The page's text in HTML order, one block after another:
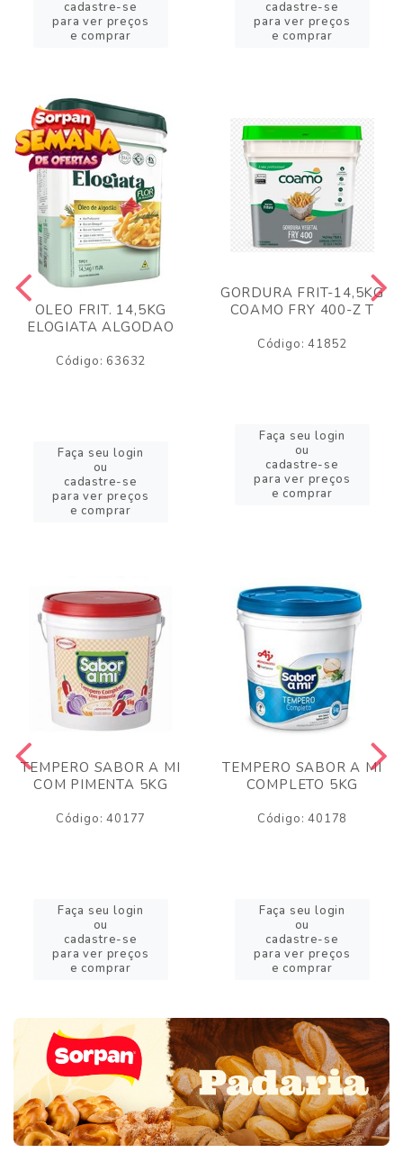
cadastre-se
para ver preços
e comprar
cadastre-se
para ver preços
e comprar
OLEO FRIT. 14,5KG
ELOGIATA ALGODAO
Código: 63632
Faça seu login
ou
cadastre-se
para ver preços
e comprar
GORDURA FRIT-14,5KG
COAMO FRY 400-Z T
Código: 41852
Faça seu login
ou
cadastre-se
para ver preços
e comprar
TEMPERO SABOR A MI
COM PIMENTA 5KG
Código: 40177
Faça seu login
ou
cadastre-se
para ver preços
e comprar
TEMPERO SABOR A MI
COMPLETO 5KG
Código: 40178
Faça seu login
ou
cadastre-se
para ver preços
e comprar